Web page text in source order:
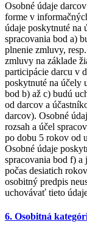
Osobné údaje
forme v
údaje poskytnuté na
spracovania bod a)
plnenie zmluvy,
zmluvy na základe
participácie darcu v
poskytnuté na účely
bod b) až c) budú
od darcov a
darcov). Osobné
rozsah a účel
po dobu 5 rokov od
Osobné údaje
spracovania bod f) a
počas desiatich
osobitný predpis
uchovávať tieto
6. Osobitná